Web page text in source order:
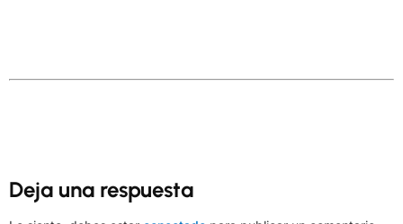
Deja una respuesta